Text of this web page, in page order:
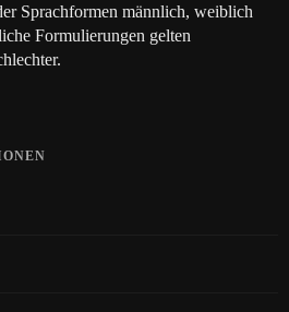
Sprachformen männlich, weiblich
Formulierungen gelten